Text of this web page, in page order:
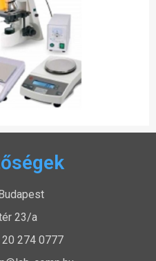
23/a
274 0777